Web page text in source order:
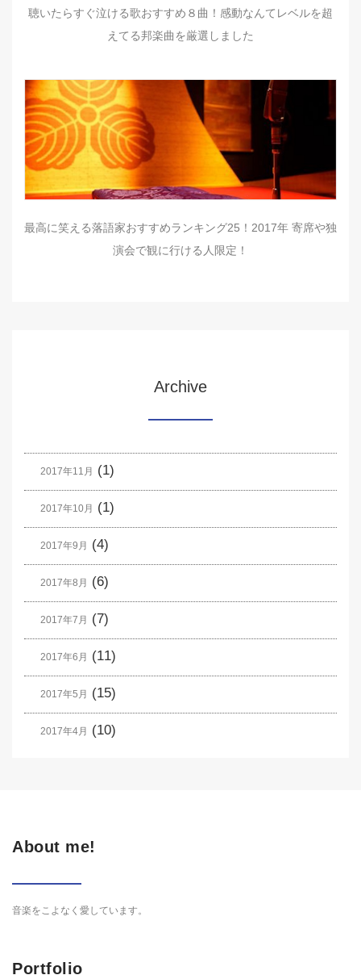
聴いたらすぐ泣ける歌おすすめ８曲！感動なんてレベルを超
えてる邦楽曲を厳選しました
最高に笑える落語家おすすめランキング25！2017年 寄席や独
演会で観に行ける人限定！
Archive
2017年11月 (1)
2017年10月 (1)
2017年9月 (4)
2017年8月 (6)
2017年7月 (7)
2017年6月 (11)
2017年5月 (15)
2017年4月 (10)
About me!
音楽をこよなく愛しています。
Portfolio